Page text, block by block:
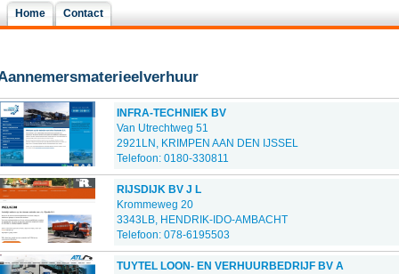
Home Contact
INFRA-TECHNIEK BV
Van Utrechtweg 51
2921LN, KRIMPEN AAN DEN IJSSEL
Telefoon: 0180-330811
RIJSDIJK BV J L
Krommeweg 20
3343LB, HENDRIK-IDO-AMBACHT
Telefoon: 078-6195503
TUYTEL LOON- EN VERHUURBEDRIJF BV A